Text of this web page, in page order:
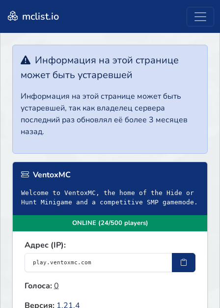
mclist.io
Информация на этой странице
может быть устаревшей
Информация на этой странице может быть
устаревшей, так как владелец сервера
последний раз обновлял её более 3 месяцев
назад.
VentoxMC
Welcome to VentoxMC, the home of the Hide or
Hunt Minigame and a competitive SMP gamemode.
ONLINE (24/500 players)
Адрес (IP):
Голоса:0
Версия: 1.21.4